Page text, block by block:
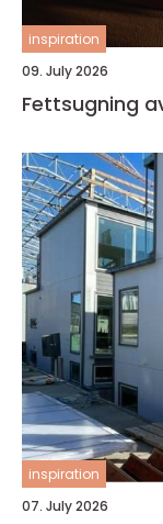
inspiration
09. July 2026
Fettsugning
inspiration
07. July 2026